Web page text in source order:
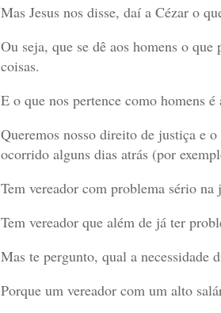
Mas Jesus nos disse, daí a Cézar o
Ou seja, que se dê aos homens o que
coisas.
E o que nos pertence como homens é
Queremos nosso direito de justiça e
ocorrido alguns dias atrás (por
Tem vereador com problema sério
Tem vereador que além de já ter
Mas te pergunto, qual a necessidade
Porque um vereador com um alto